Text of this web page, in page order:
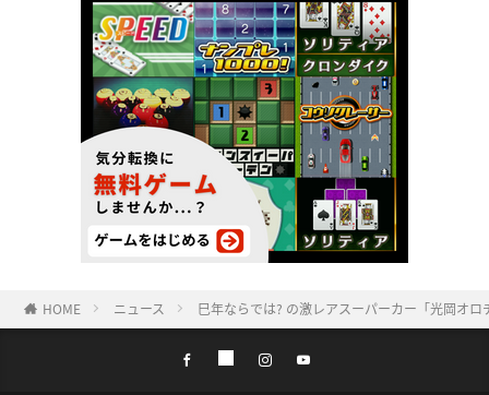
HOME ニュース 巳年ならでは? の激レアスーパーカー「光岡オ